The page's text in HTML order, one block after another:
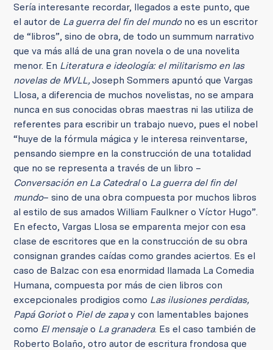
Sería interesante recordar, llegados a este punto, que
el autor de La guerra del fin del mundo no es un escritor
de “libros”, sino de obra, de todo un summum narrativo
que va más allá de una gran novela o de una novelita
menor. En Literatura e ideología: el militarismo en las
novelas de MVLL,Joseph Sommers apuntó que Vargas
Llosa, a diferencia de muchos novelistas, no se ampara
nunca en sus conocidas obras maestras ni las utiliza de
referentes para escribir un trabajo nuevo, pues el nobel
“huye de la fórmula mágica y le interesa reinventarse,
pensando siempre en la construcción de una totalidad
que no se representa a través de un libro –
Conversación en La Catedralo La guerra del fin del
mundo– sino de una obra compuesta por muchos libros
al estilo de sus amados William Faulkner o Víctor Hugo”.
En efecto, Vargas Llosa se emparenta mejor con esa
clase de escritores que en la construcción de su obra
consignan grandes caídas como grandes aciertos. Es el
caso de Balzac con esa enormidad llamada La Comedia
Humana, compuesta por más de cien libros con
excepcionales prodigios como Las ilusiones perdidas,
Papá Gorioto Piel de zapay con lamentables bajones
como El mensajeo La granadera. Es el caso también de
Roberto Bolaño, otro autor de escritura frondosa que